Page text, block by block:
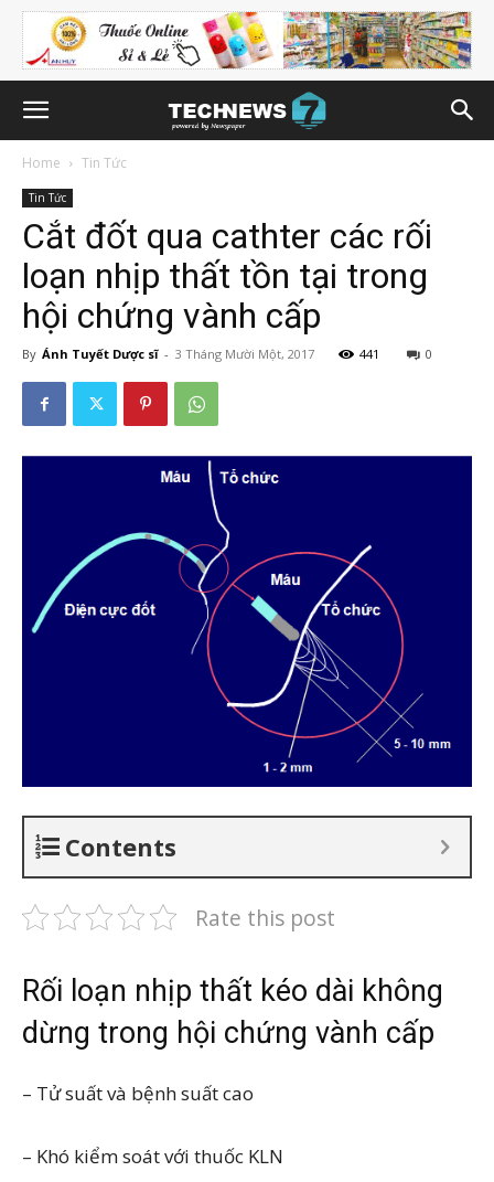
Home Tin Tức
Tin Tức
Cắt đốt qua cathter các rối
loạn nhịp thất tồn tại trong
hội chứng vành cấp
By Ánh Tuyết Dược sĩ - 3 Tháng Mười Một, 2017 441 0
Contents
Rate this post
Rối loạn nhịp thất kéo dài không
dừng trong hội chứng vành cấp
– Tử suất và bệnh suất cao
– Khó kiểm soát với thuốc KLN